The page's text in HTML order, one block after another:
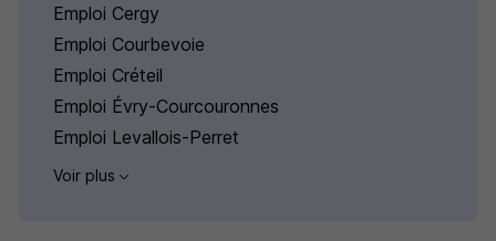
Emploi Cergy
Emploi Courbevoie
Emploi Créteil
Emploi Évry-Courcouronnes
Emploi Levallois-Perret
Voir plus